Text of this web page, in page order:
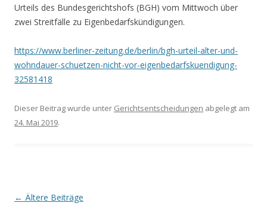
Urteils des Bundesgerichtshofs (BGH) vom Mittwoch über
zwei Streitfälle zu Eigenbedarfskündigungen.
https://www.berliner-zeitung.de/berlin/bgh-urteil-alter-und-
wohndauer-schuetzen-nicht-vor-eigenbedarfskuendigung-
32581418
Dieser Beitrag wurde unter Gerichtsentscheidungen abgelegt am
24. Mai 2019.
Beitrags-
← Ältere Beiträge